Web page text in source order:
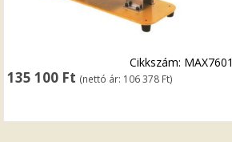
135 100 Ft (nettó ár: 106 378 Ft)
Cikkszám: MAX7601